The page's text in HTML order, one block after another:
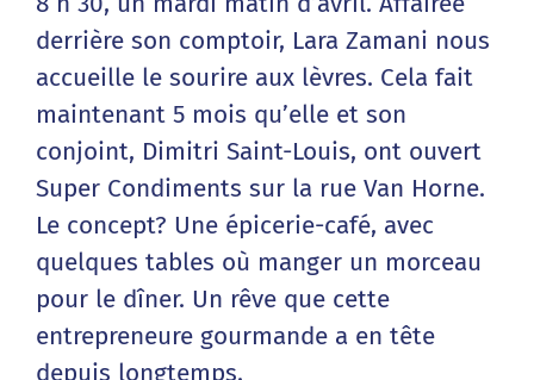
derrière son comptoir, Lara Zamani nous
accueille le sourire aux lèvres. Cela fait
maintenant 5 mois qu’elle et son
conjoint, Dimitri Saint-Louis, ont ouvert
Super Condiments sur la rue Van Horne.
Le concept? Une épicerie-café, avec
quelques tables où manger un morceau
pour le dîner. Un rêve que cette
entrepreneure gourmande a en tête
depuis longtemps.